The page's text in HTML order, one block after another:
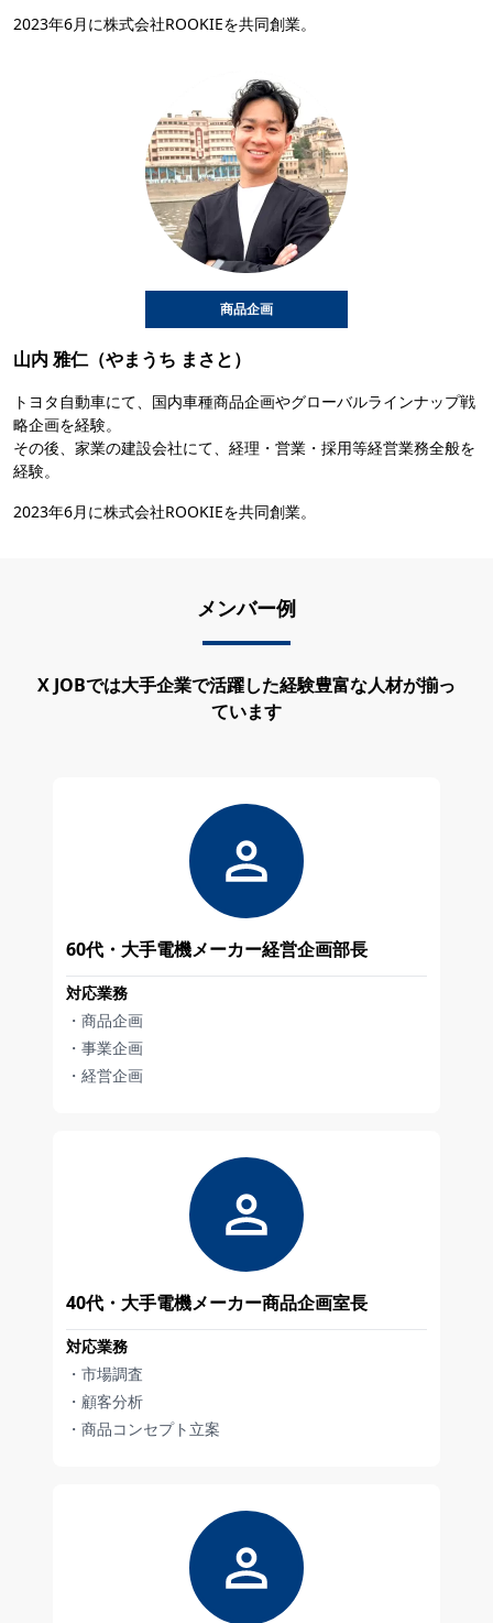
2023年6月に株式会社ROOKIEを共同創業。
商品企画
山内 雅仁（やまうち まさと）
トヨタ自動車にて、国内車種商品企画やグローバルラインナップ戦
略企画を経験。
その後、家業の建設会社にて、経理・営業・採用等経営業務全般を
経験。
2023年6月に株式会社ROOKIEを共同創業。
メンバー例
X JOBでは大手企業で活躍した経験豊富な人材が揃っ
ています
60代・大手電機メーカー経営企画部長
対応業務
・商品企画
・事業企画
・経営企画
40代・大手電機メーカー商品企画室長
対応業務
・市場調査
・顧客分析
・商品コンセプト立案